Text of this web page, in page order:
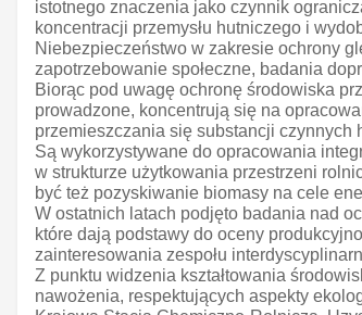
istotnego znaczenia jako czynnik
koncentracji przemysłu hutniczego i
Niebezpieczeństwo w zakresie ochrony
zapotrzebowanie społeczne, badania
Biorąc pod uwagę ochronę środowiska
prowadzone, koncentrują się na
przemieszczania się substancji
Są wykorzystywane do opracowania
w strukturze użytkowania przestrzeni
być też pozyskiwanie biomasy na cele
W ostatnich latach podjęto badania nad
które dają podstawy do oceny
zainteresowania zespołu
Z punktu widzenia kształtowania
nawożenia, respektujących aspekty